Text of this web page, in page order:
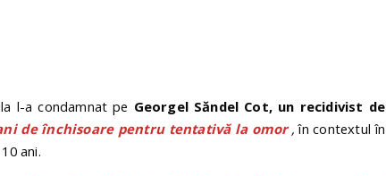
l-a condamnat pe Georgel Săndel Cot, un recidivist de
de închisoare pentru tentativă la omor ,în contextul în
ani.